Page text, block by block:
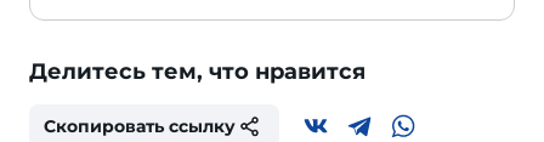
Делитесь тем, что нравится
Скопировать ссылку